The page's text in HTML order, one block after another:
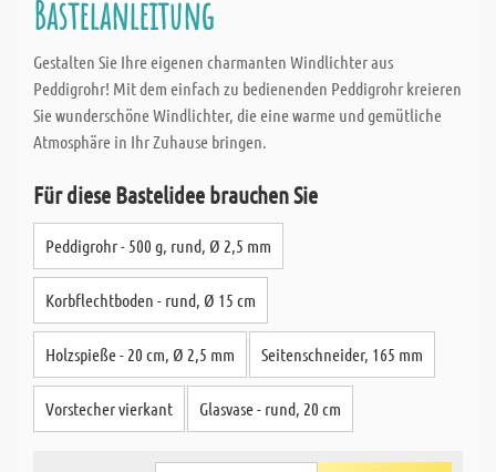
Bastelanleitung
Gestalten Sie Ihre eigenen charmanten Windlichter aus
Peddigrohr! Mit dem einfach zu bedienenden Peddigrohr kreieren
Sie wunderschöne Windlichter, die eine warme und gemütliche
Atmosphäre in Ihr Zuhause bringen.
Für diese Bastelidee brauchen Sie
Peddigrohr - 500 g, rund, Ø 2,5 mm
Korbflechtboden - rund, Ø 15 cm
Holzspieße - 20 cm, Ø 2,5 mm Seitenschneider, 165 mm
Vorstecher vierkant Glasvase - rund, 20 cm